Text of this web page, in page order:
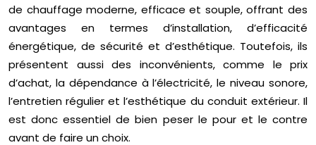
de chauffage moderne, efficace et souple, offrant des
avantages en termes d’installation, d’efficacité
énergétique, de sécurité et d’esthétique. Toutefois, ils
présentent aussi des inconvénients, comme le prix
d’achat, la dépendance à l’électricité, le niveau sonore,
l’entretien régulier et l’esthétique du conduit extérieur. Il
est donc essentiel de bien peser le pour et le contre
avant de faire un choix.